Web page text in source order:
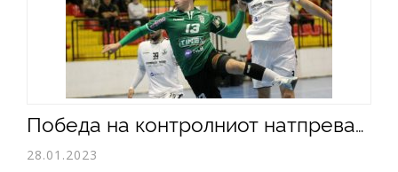
Победа на контролниот натпревар против Голден Арт (35-31)
28.01.2023